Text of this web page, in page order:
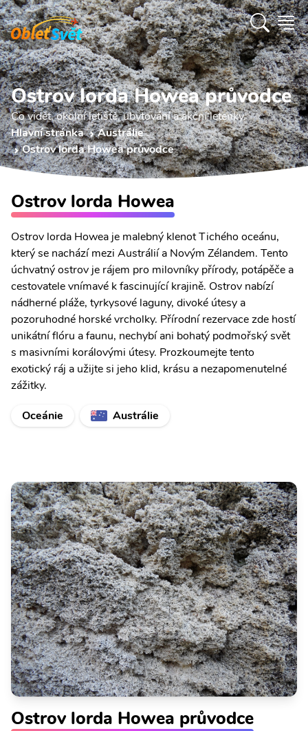
Ostrov lorda Howea průvodce
Co vidět, okolní letiště, ubytování a akční letenky.
Hlavní stránka
Austrálie
Ostrov lorda Howea průvodce
Ostrov lorda Howea
Ostrov lorda Howea je malebný klenot Tichého oceánu,
který se nachází mezi Austrálií a Novým Zélandem. Tento
úchvatný ostrov je rájem pro milovníky přírody, potápěče a
cestovatele vnímavé k fascinující krajině. Ostrov nabízí
nádherné pláže, tyrkysové laguny, divoké útesy a
pozoruhodné horské vrcholky. Přírodní rezervace zde hostí
unikátní flóru a faunu, nechybí ani bohatý podmořský svět
s masivními korálovými útesy. Prozkoumejte tento
exotický ráj a užijte si jeho klid, krásu a nezapomenutelné
zážitky.
Oceánie
Austrálie
Ostrov lorda Howea průvodce